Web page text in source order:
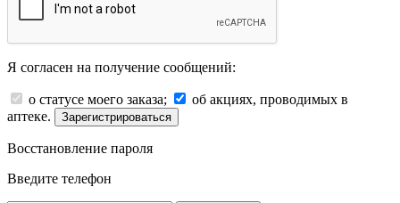
Я согласен на получение сообщений:
о статусе моего заказа;
об акциях, проводимых в
аптеке.
Зарегистрироваться
Восстановление пароля
Введите телефон